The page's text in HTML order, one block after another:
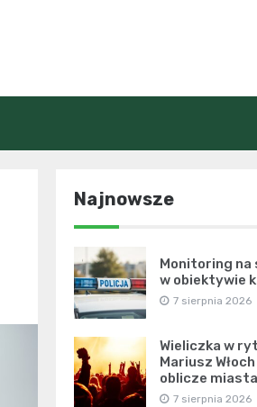
Najnowsze
Monitoring na
w obiektywie
7 sierpnia 2026
Wieliczka w
Mariusz
oblicze miasta
7 sierpnia 2026